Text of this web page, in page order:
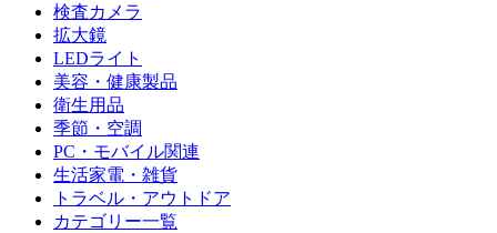
検査カメラ
拡大鏡
LEDライト
美容・健康製品
衛生用品
季節・空調
PC・モバイル関連
生活家電・雑貨
トラベル・アウトドア
カテゴリー一覧